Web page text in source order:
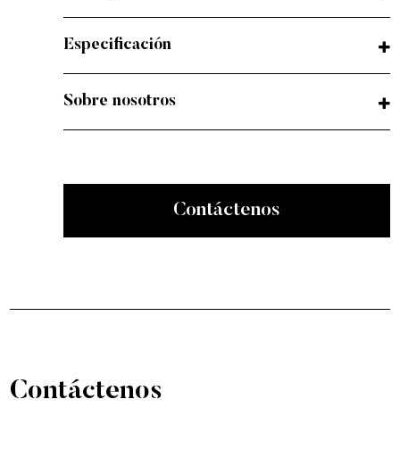
Especificación
Sobre nosotros
Contáctenos
Contáctenos